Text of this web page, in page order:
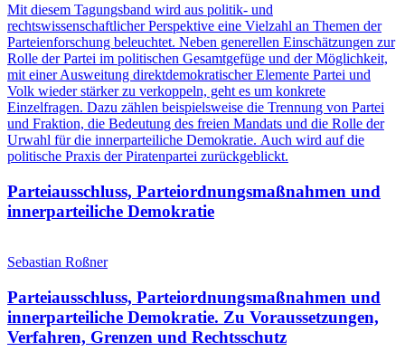
Mit diesem Tagungsband wird aus politik- und
rechtswissenschaftlicher Perspektive eine Vielzahl an Themen der
Parteienforschung beleuchtet. Neben generellen Einschätzungen zur
Rolle der Partei im politischen Gesamtgefüge und der Möglichkeit,
mit einer Ausweitung direktdemokratischer Elemente Partei und
Volk wieder stärker zu verkoppeln, geht es um konkrete
Einzelfragen. Dazu zählen beispielsweise die Trennung von Partei
und Fraktion, die Bedeutung des freien Mandats und die Rolle der
Urwahl für die innerparteiliche Demokratie. Auch wird auf die
politische Praxis der Piratenpartei zurückgeblickt.
Parteiausschluss, Parteiordnungsmaßnahmen und
innerparteiliche Demokratie
Sebastian Roßner
Parteiausschluss, Parteiordnungsmaßnahmen und
innerparteiliche Demokratie. Zu Voraussetzungen,
Verfahren, Grenzen und Rechtsschutz